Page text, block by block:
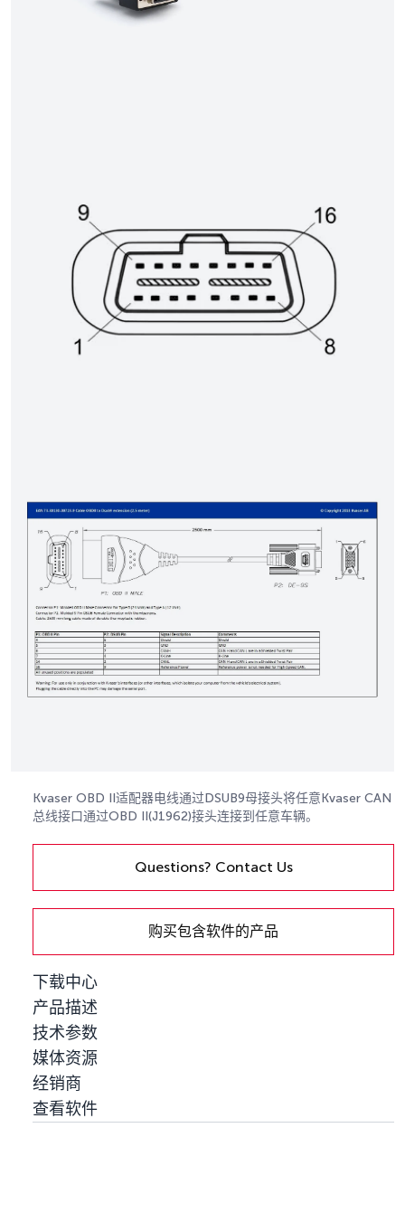
Kvaser OBD II适配器电线通过DSUB9母接头将任意Kvaser CAN
总线接口通过OBD II(J1962)接头连接到任意车辆。
Questions? Contact Us
购买包含软件的产品
下载中心
产品描述
技术参数
媒体资源
经销商
查看软件